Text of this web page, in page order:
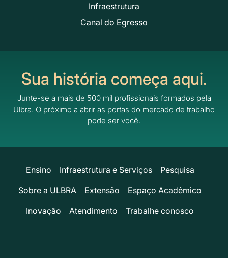
Infraestrutura
Canal do Egresso
Sua história começa aqui.
Junte-se a mais de 500 mil profissionais formados pela
Ulbra. O próximo a abrir as portas do mercado de trabalho
pode ser você.
Ensino Infraestrutura e Serviços
Pesquisa
Sobre a ULBRA
Extensão
Espaço Acadêmico
Inovação
Atendimento Trabalhe conosco